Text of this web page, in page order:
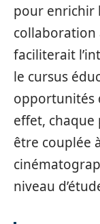
pour enrichir
collaboration
faciliterait
le cursus
opportunités
effet,
être couplée
niveau